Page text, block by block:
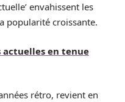
envahissent les
popularité croissante.
actuelles en tenue
rétro, revient en